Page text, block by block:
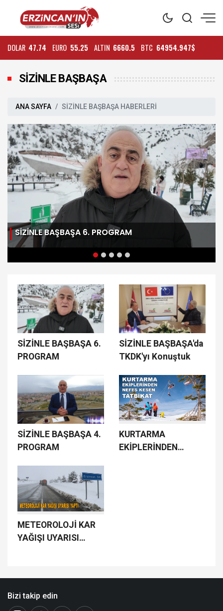
DOLAR 47.74 EURO 55.25 ALTIN 6660.5 BTC 64954.947$
SİZİNLE BAŞBAŞA
ANA SAYFA SİZİNLE BAŞBAŞA HABERLERİ
SİZİNLE BAŞBAŞA 6. PROGRAM
SİZİNLE BAŞBAŞA 6.
PROGRAM
SİZİNLE BAŞBAŞA'da
TKDK'yı Konuştuk
SİZİNLE BAŞBAŞA 4.
PROGRAM
KURTARMA
EKİPLERİNDEN
METEOROLOJİ KAR
YAĞIŞI UYARISI
Bizi takip edin